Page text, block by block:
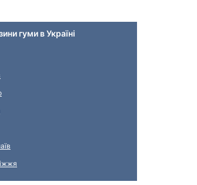
гуми в Україні